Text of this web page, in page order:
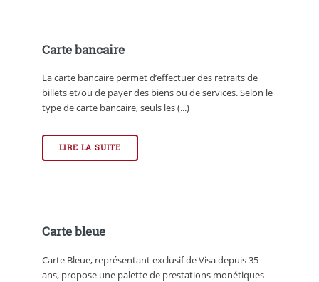
Carte bancaire
La carte bancaire permet d’effectuer des retraits de
billets et/ou de payer des biens ou de services. Selon le
type de carte bancaire, seuls les (...)
LIRE LA SUITE
Carte bleue
Carte Bleue, représentant exclusif de Visa depuis 35
ans, propose une palette de prestations monétiques